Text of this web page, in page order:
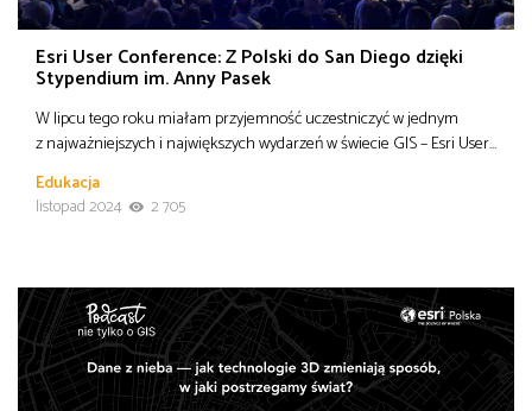
Esri User Conference: Z Polski do San Diego dzięki
Stypendium im. Anny Pasek
W lipcu tego roku miałam przyjemność uczestniczyć w jednym
z najważniejszych i największych wydarzeń w świecie GIS – Esri User…
Edukacja
listopad 2024
2 705